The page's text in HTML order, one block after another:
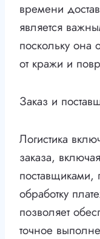
времени
является
поскольку она
от кражи и
Заказ и
Логистика
заказа,
поставщиками,
обработку
позволяет
точное